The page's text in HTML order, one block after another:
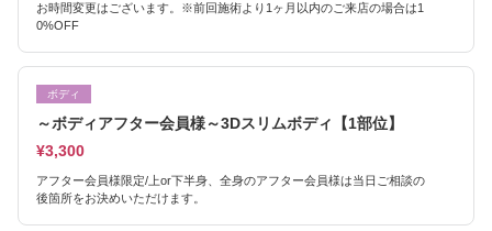
お時間変更はございます。※前回施術より1ヶ月以内のご来店の場合は1
0%OFF
ボディ
～ボディアフター会員様～3Dスリムボディ【1部位】
¥3,300
アフター会員様限定/上or下半身、全身のアフター会員様は当日ご相談の
後箇所をお決めいただけます。